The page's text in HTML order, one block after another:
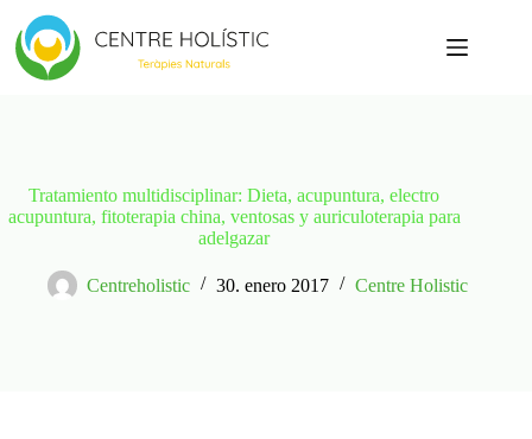
contenido
Tratamiento multidisciplinar: Dieta, acupuntura, electro
acupuntura, fitoterapia china, ventosas y auriculoterapia para
adelgazar
Centreholistic 30. enero 2017 Centre Holistic